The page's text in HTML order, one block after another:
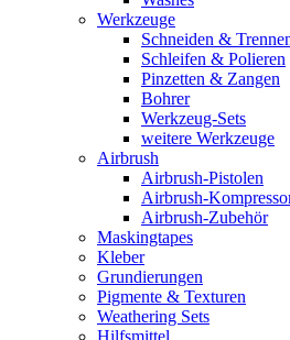
Werkzeuge
Schneiden &
Schleifen & Polieren
Pinzetten & Zangen
Bohrer
Werkzeug-Sets
weitere Werkzeuge
Airbrush
Airbrush-Pistolen
Airbrush-
Airbrush-Zubehör
Maskingtapes
Kleber
Grundierungen
Pigmente & Texturen
Weathering Sets
Hilfsmittel